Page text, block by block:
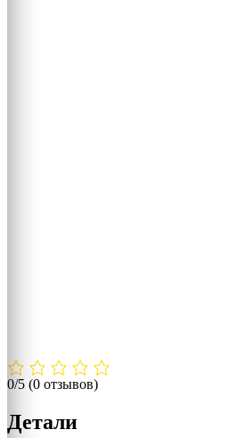
0/5 (0 отзывов)
Детали